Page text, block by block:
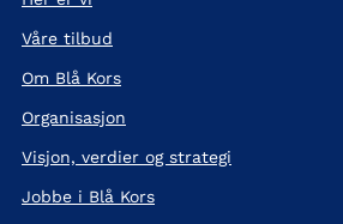
Våre tilbud
Om Blå Kors
Organisasjon
Visjon, verdier og strategi
Jobbe i Blå Kors